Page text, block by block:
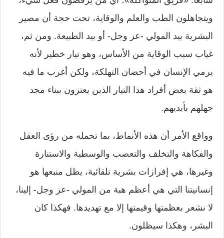
ويتجاهلون الطب والعلم والوقاية، تحت حجة أن مصير
البشرية بيد المولي -عز وجل- أو بيد الطبيعة. ومن ثم،
غياب سبب الوقاية من الأساس، وهو تيار خطير لأنه
يرمي الإنسان في أحضان التهلكة، ولكن أغرب ما فيه
هو ثقة بعض أفراد هذا التيار الذين يعتزون ببناء مجد
جهلهم بأيديهم.
وواقع الأمر أن هذه الأنماط، بما تحمله من رؤى العقل
والفكاهة والتخلف والتعصب والوسطية والاستنارة
وغيرها، هي إفرازات بشرية تلقائية، يظل منبعها هو
إنسانيتنا التي هي أعظم هبة من المولي -عز وجل- إلينا،
لا نشعر بعظمتها وقيمتها إلا مع تهديدها. فهكذا كان
البشر، وهكذا سيظلون.